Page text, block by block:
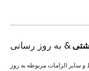
& به روز رسانی
سایر الزامات مربوطه به روز